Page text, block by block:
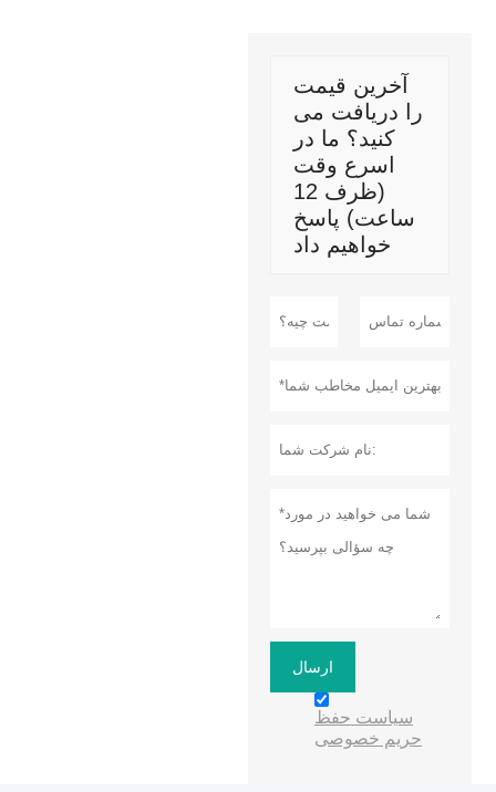
آخرین قیمت
را دریافت می
کنید؟ ما در
اسرع وقت
(ظرف 12
ساعت) پاسخ
خواهیم داد
ارسال
سیاست حفظ
حریم خصوصی